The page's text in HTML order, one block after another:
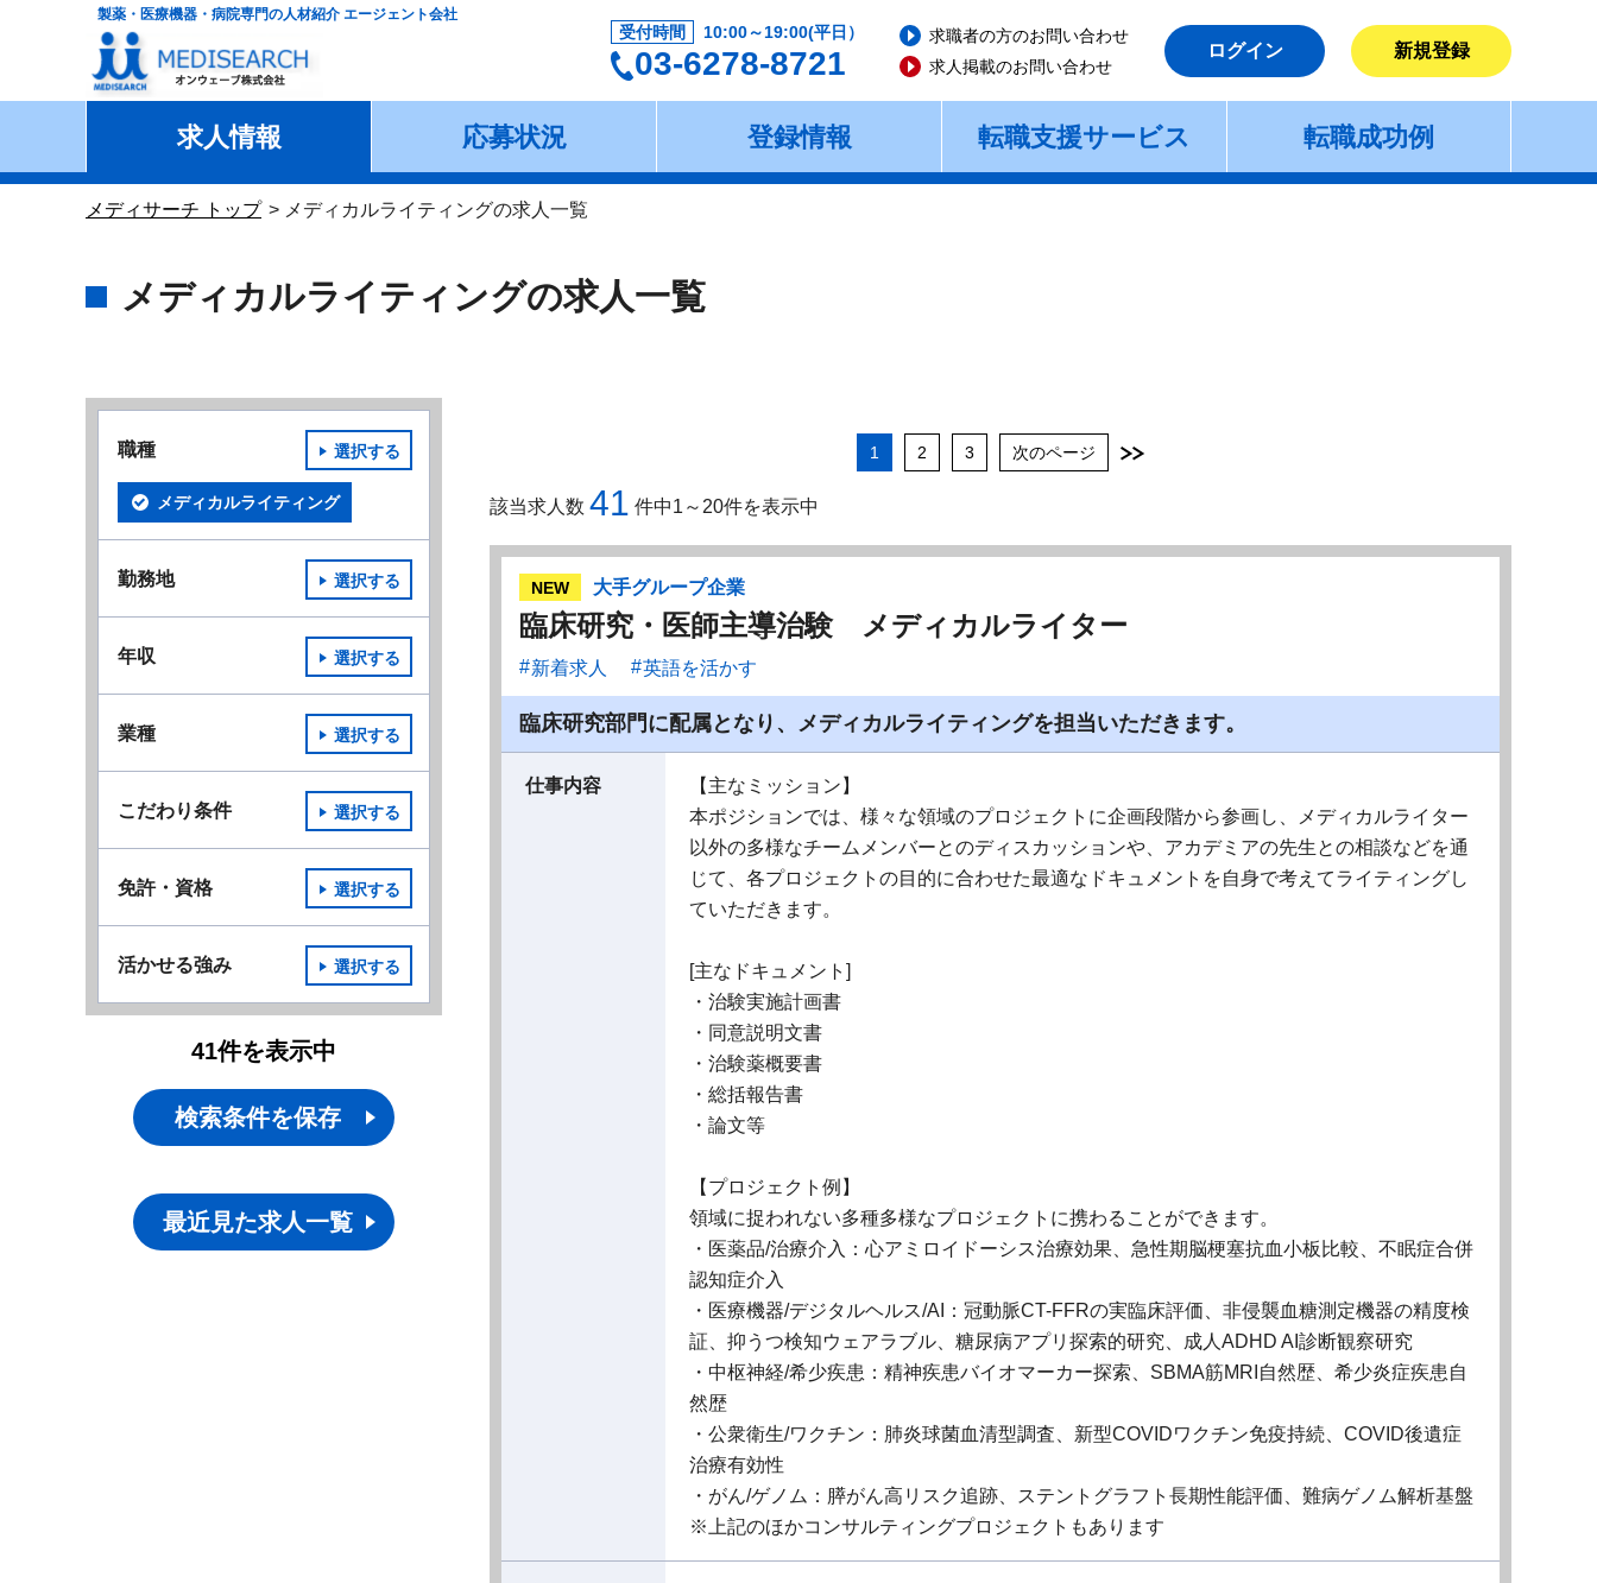
製薬・医療機器・病院専門の人材紹介 エージェント会社
受付時間 10:00～19:00(平日）
03-6278-8721
求職者の方のお問い合わせ
求人掲載のお問い合わせ
ログイン 新規登録
求人情報 応募状況 登録情報 転職支援サービス 転職成功例
メディサーチ トップ メディカルライティングの求人一覧
メディカルライティングの求人一覧
1 2 3 次のページ
該当求人数 41 件中1～20件を表示中
NEW 大手グループ企業
臨床研究・医師主導治験 メディカルライター
新着求人 英語を活かす
臨床研究部門に配属となり、メディカルライティングを担当いただきます。
仕事内容
【主なミッション】
本ポジションでは、様々な領域のプロジェクトに企画段階から参画し、メディカルライター
以外の多様なチームメンバーとのディスカッションや、アカデミアの先生との相談などを通
じて、各プロジェクトの目的に合わせた最適なドキュメントを自身で考えてライティングし
ていただきます。
[主なドキュメント]
・治験実施計画書
・同意説明文書
・治験薬概要書
・総括報告書
・論文等
【プロジェクト例】
領域に捉われない多種多様なプロジェクトに携わることができます。
・医薬品/治療介入：心アミロイドーシス治療効果、急性期脳梗塞抗血小板比較、不眠症合併
認知症介入
・医療機器/デジタルヘルス/AI：冠動脈CT-FFRの実臨床評価、非侵襲血糖測定機器の精度検
証、抑うつ検知ウェアラブル、糖尿病アプリ探索的研究、成人ADHD AI診断観察研究
・中枢神経/希少疾患：精神疾患バイオマーカー探索、SBMA筋MRI自然歴、希少炎症疾患自
然歴
・公衆衛生/ワクチン：肺炎球菌血清型調査、新型COVIDワクチン免疫持続、COVID後遺症
治療有効性
・がん/ゲノム：膵がん高リスク追跡、ステントグラフト長期性能評価、難病ゲノム解析基盤
※上記のほかコンサルティングプロジェクトもあります
職種 選択する
メディカルライティング
勤務地 選択する
年収 選択する
業種 選択する
こだわり条件 選択する
免許・資格 選択する
活かせる強み 選択する
41件を表示中
検索条件を保存
最近見た求人一覧